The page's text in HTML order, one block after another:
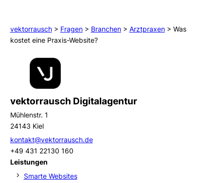
vektorrausch> Fragen> Branchen> Arztpraxen> Was
kostet eine Praxis-Website?
vektorrausch Digitalagentur
Mühlenstr. 1
24143 Kiel
kontakt@vektorrausch.de
+49 431 22130 160
Leistungen
Smarte Websites